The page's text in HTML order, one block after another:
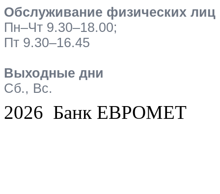
Обслуживание физических лиц
Пн–Чт 9.30–18.00;
Пт 9.30–16.45
Выходные дни
Сб., Вс.
2026 Банк ЕВРОМЕТ